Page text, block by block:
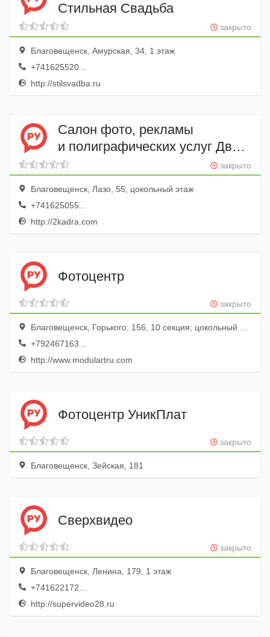
Стильная Свадьба
закрыто
Благовещенск, Амурская, 34, 1 этаж
+741625520...
http://stilsvadba.ru
Салон фото, рекламы
и полиграфических услуг Два
кадра
закрыто
Благовещенск, Лазо, 55, цокольный этаж
+741625055...
http://2kadra.com
Фотоцентр
закрыто
Благовещенск, Горького, 156, 10 секция; цокольный этаж
+792467163...
http://www.modulartru.com
Фотоцентр УникПлат
закрыто
Благовещенск, Зейская, 181
Сверхвидео
закрыто
Благовещенск, Ленина, 179, 1 этаж
+741622172...
http://supervideo28.ru